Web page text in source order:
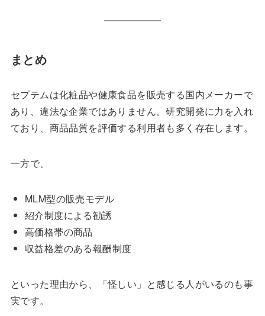
まとめ
セプテムは化粧品や健康食品を販売する国内メーカーで
あり、違法な企業ではありません。研究開発に力を入れ
ており、商品品質を評価する利用者も多く存在します。
一方で、
MLM型の販売モデル
紹介制度による勧誘
高価格帯の商品
収益格差のある報酬制度
といった理由から、「怪しい」と感じる人がいるのも事
実です。